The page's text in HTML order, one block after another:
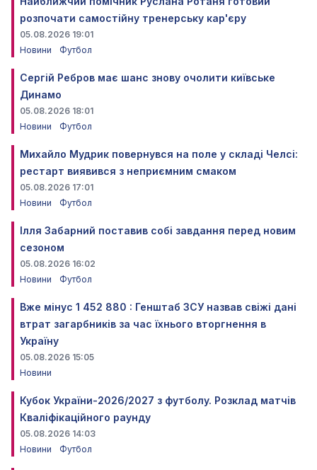
розпочати самостійну тренерську кар'єру
05.08.2026 19:01
Новини
Футбол
Сергій Ребров має шанс знову очолити київське
Динамо
05.08.2026 18:01
Новини
Футбол
Михайло Мудрик повернувся на поле у складі Челсі:
рестарт виявився з неприємним смаком
05.08.2026 17:01
Новини
Футбол
Ілля Забарний поставив собі завдання перед новим
сезоном
05.08.2026 16:02
Новини
Футбол
Вже мінус 1 452 880 : Генштаб ЗСУ назвав свіжі дані
втрат загарбників за час їхнього вторгнення в
Україну
05.08.2026 15:05
Новини
Кубок України-2026/2027 з футболу. Розклад матчів
Кваліфікаційного раунду
05.08.2026 14:03
Новини
Футбол